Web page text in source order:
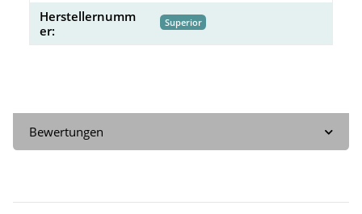
Herstellernumm
er:
Superior
Bewertungen